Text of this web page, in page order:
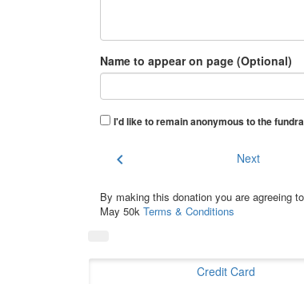
Name to appear on page (Optional)
I'd like to remain anonymous to the
chevron_left Next
By making this donation you are agreeing
May 50k Terms & Conditions
Credit Card